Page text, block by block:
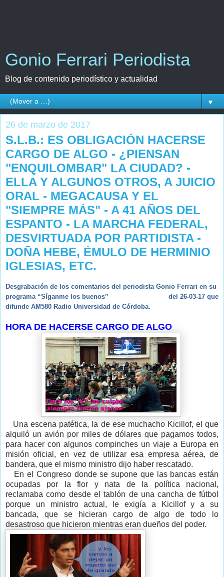
Gonio Ferrari Periodista
Blog de contenido periodístico y actualidad
▼
26 de marzo de 2017
S.L.B.: ES OBLIGACIÓN HACERSE
CARGO DE ALGO - ¿PIENSAN
"ENQUILOMBAR" LA CIUDAD? -
ELLA Y ALGUNOS OTROS, A JUICIO
ORAL - MEGACAUSA Y EL
"SIEMPRE MÁS" - A 41 AÑOS DEL
ESPANTO - LA MARCHA FEDERAL,
DESVIRTUADA POR PARTIDISTA -
DOÑA HEBE, ÉMULO DE HERMINIO
IGLESIAS, ETC.
Desgrabación de los comentarios del periodista Gonio Ferrari en su
programa “Síganme los buenos” del 26-03-17 que
difunde AM580 Radio Universidad de Córdoba.
HORA DE HACERSE CARGO DE ALGO
Una escena patética, la de ese muchacho Kicillof, el que
alquiló un avión por miles de dólares que pagamos todos,
para hacer con algunos compinches un viaje a Europa en
misión oficial, en vez de utilizar esa empresa aérea, de
bandera, que el mismo ministro dijo haber rescatado.
En el Congreso donde se supone que las bancas están
ocupadas por la flor y nata de la política nacional,
reclamaba como desde el tablón de una cancha de fútbol
porque un ministro actual, le exigía a Kicillof y a su
bancada, que se hicieran cargo de algo de todo lo
desastroso que hicieron mientras eran dueños del poder.